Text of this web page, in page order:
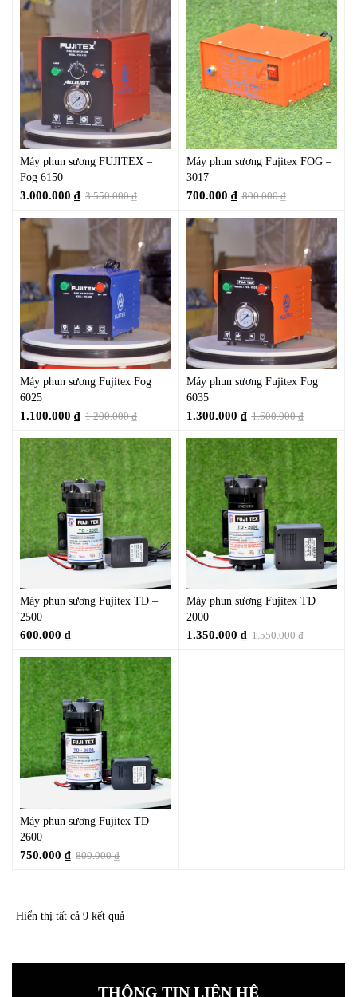
Máy phun sương FUJITEX –
Fog 6150
3.550.000₫
3.000.000 ₫
Máy phun sương Fujitex FOG –
3017
800.000₫
700.000 ₫
Máy phun sương Fujitex Fog
6025
1.200.000₫
1.100.000 ₫
Máy phun sương Fujitex Fog
6035
1.600.000₫
1.300.000 ₫
Máy phun sương Fujitex TD –
2500
600.000 ₫
Máy phun sương Fujitex TD
2000
1.550.000₫
1.350.000 ₫
Máy phun sương Fujitex TD
2600
800.000₫
750.000 ₫
Hiển thị tất cả 9 kết quả
THÔNG TIN LIÊN HỆ